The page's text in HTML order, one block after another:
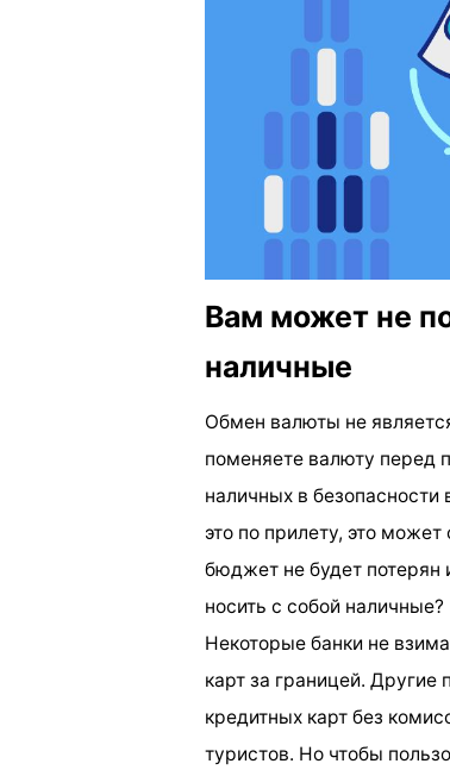
Вам может не
наличные
Обмен валюты не
поменяете валюту перед
наличных в
это по прилету, это
бюджет не будет
носить с собой наличные?
Некоторые банки не
карт за границей.
кредитных карт без
туристов. Но чтобы